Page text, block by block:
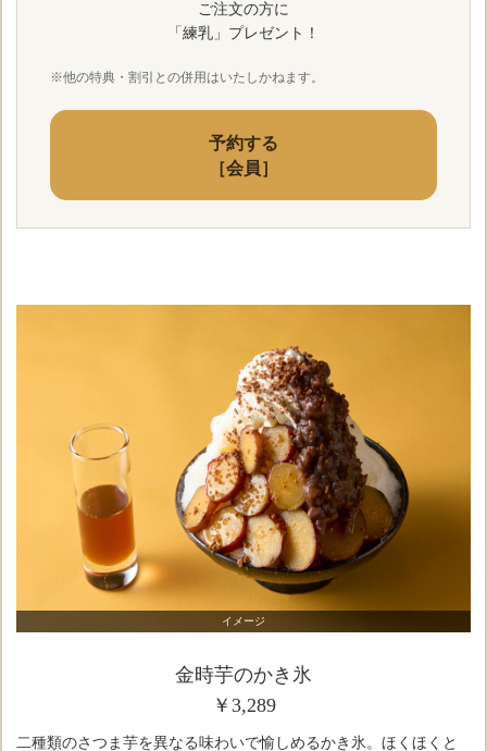
ご注文の方に
「練乳」プレゼント！
※他の特典・割引との併用はいたしかねます。
予約する
［会員］
イメージ
金時芋のかき氷
￥3,289
二種類のさつま芋を異なる味わいで愉しめるかき氷。ほくほくと